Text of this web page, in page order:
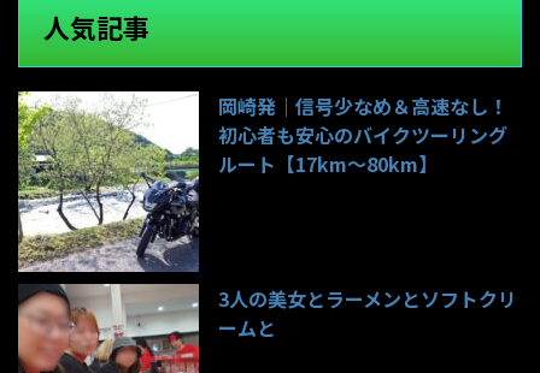
人気記事
岡崎発｜信号少なめ＆高速なし！
初心者も安心のバイクツーリング
ルート【17km〜80km】
3人の美女とラーメンとソフトクリ
ームと